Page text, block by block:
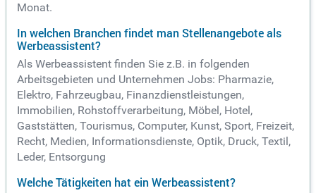
Monat.
In welchen Branchen findet man Stellenangebote als
Werbeassistent?
Als Werbeassistent finden Sie z.B. in folgenden
Arbeitsgebieten und Unternehmen Jobs: Pharmazie,
Elektro, Fahrzeugbau, Finanzdienstleistungen,
Immobilien, Rohstoffverarbeitung, Möbel, Hotel,
Gaststätten, Tourismus, Computer, Kunst, Sport, Freizeit,
Recht, Medien, Informationsdienste, Optik, Druck, Textil,
Leder, Entsorgung
Welche Tätigkeiten hat ein Werbeassistent?